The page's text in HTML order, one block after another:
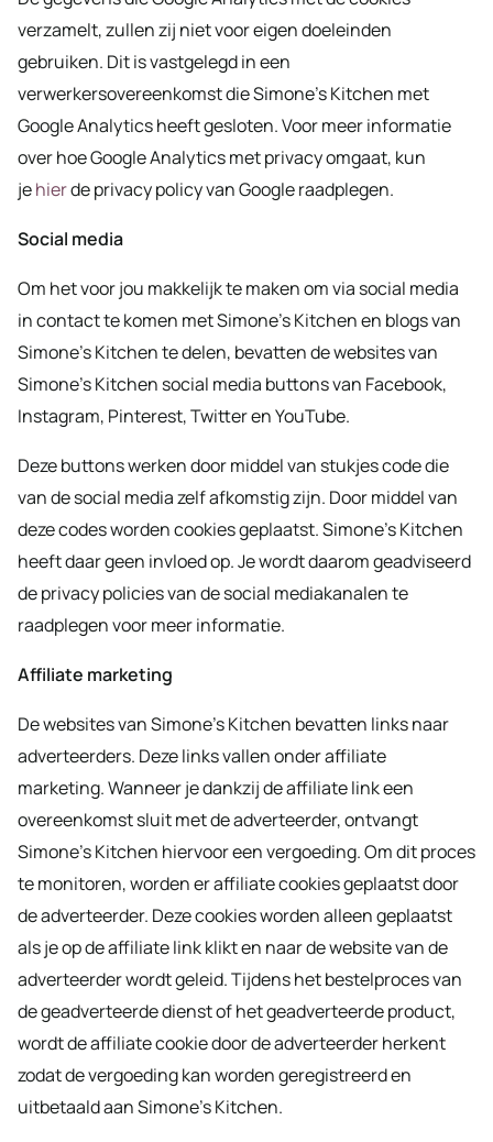
verzamelt, zullen zij niet voor eigen doeleinden
gebruiken. Dit is vastgelegd in een
verwerkersovereenkomst die Simone’s Kitchen met
Google Analytics heeft gesloten. Voor meer informatie
over hoe Google Analytics met privacy omgaat, kun
jehierde privacy policy van Google raadplegen.
Social media
Om het voor jou makkelijk te maken om via social media
in contact te komen met Simone’s Kitchen en blogs van
Simone’s Kitchen te delen, bevatten de websites van
Simone’s Kitchen social media buttons van Facebook,
Instagram, Pinterest, Twitter en YouTube.
Deze buttons werken door middel van stukjes code die
van de social media zelf afkomstig zijn. Door middel van
deze codes worden cookies geplaatst. Simone’s Kitchen
heeft daar geen invloed op. Je wordt daarom geadviseerd
de privacy policies van de social mediakanalen te
raadplegen voor meer informatie.
Affiliate marketing
De websites van Simone’s Kitchen bevatten links naar
adverteerders. Deze links vallen onder affiliate
marketing. Wanneer je dankzij de affiliate link een
overeenkomst sluit met de adverteerder, ontvangt
Simone’s Kitchen hiervoor een vergoeding. Om dit proces
te monitoren, worden er affiliate cookies geplaatst door
de adverteerder. Deze cookies worden alleen geplaatst
als je op de affiliate link klikt en naar de website van de
adverteerder wordt geleid. Tijdens het bestelproces van
de geadverteerde dienst of het geadverteerde product,
wordt de affiliate cookie door de adverteerder herkent
zodat de vergoeding kan worden geregistreerd en
uitbetaald aan Simone’s Kitchen.